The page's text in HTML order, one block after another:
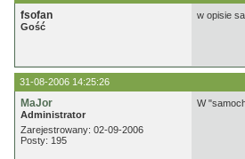
fsofan
Gość
w opisie
31-08-2006 14:25:26
MaJor
Administrator
Zarejestrowany: 02-09-2006
Posty: 195
W